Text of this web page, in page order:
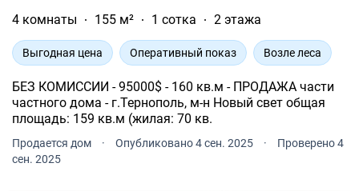
4 комнаты
155 м² 1 сотка 2 этажа
Выгодная цена Оперативный показ Возле леса
БЕЗ КОМИССИИ - 95000$ - 160 кв.м - ПРОДАЖА части
частного дома - г.Тернополь, м-н Новый свет общая
площадь: 159 кв.м (жилая: 70 кв.
Продается дом · Опубликовано 4 сен. 2025 ·
Проверено 4
сен. 2025